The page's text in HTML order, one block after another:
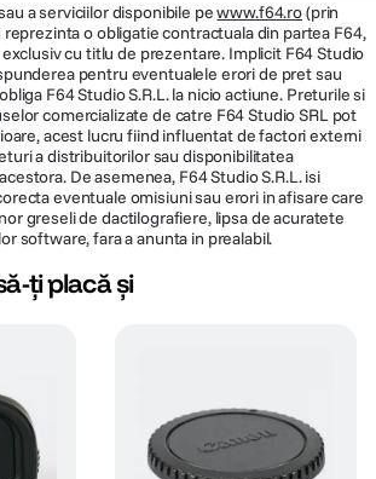
a serviciilor disponibile pewww.f64.ro(prin
reprezinta o obligatie contractuala din partea F64,
cu titlu de prezentare. Implicit F64 Studio
pentru eventualele erori de pret sau
F64 Studio S.R.L. la nicio actiune. Preturile si
comercializate de catre F64 Studio SRL pot
acest lucru fiind influentat de factori externi
a distribuitorilor sau disponibilitatea
De asemenea, F64 Studio S.R.L. isi
eventuale omisiuni sau erori in afisare care
greseli de dactilografiere, lipsa de acuratete
software, fara a anunta in prealabil.
ți placă și